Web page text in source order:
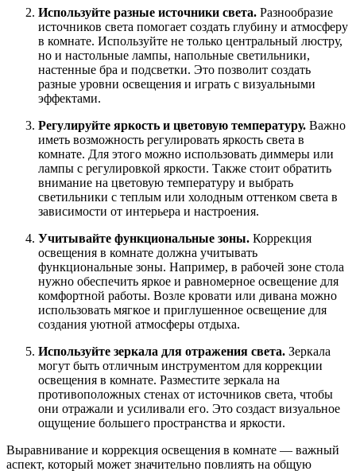
Используйте разные источники света. Разнообразие
источников света помогает создать глубину и атмосферу
в комнате. Используйте не только центральный люстру,
но и настольные лампы, напольные светильники,
настенные бра и подсветки. Это позволит создать
разные уровни освещения и играть с визуальными
эффектами.
Регулируйте яркость и цветовую температуру. Важно
иметь возможность регулировать яркость света в
комнате. Для этого можно использовать диммеры или
лампы с регулировкой яркости. Также стоит обратить
внимание на цветовую температуру и выбрать
светильники с теплым или холодным оттенком света в
зависимости от интерьера и настроения.
Учитывайте функциональные зоны. Коррекция
освещения в комнате должна учитывать
функциональные зоны. Например, в рабочей зоне стола
нужно обеспечить яркое и равномерное освещение для
комфортной работы. Возле кровати или дивана можно
использовать мягкое и приглушенное освещение для
создания уютной атмосферы отдыха.
Используйте зеркала для отражения света. Зеркала
могут быть отличным инструментом для коррекции
освещения в комнате. Разместите зеркала на
противоположных стенах от источников света, чтобы
они отражали и усиливали его. Это создаст визуальное
ощущение большего пространства и яркости.
Выравнивание и коррекция освещения в комнате — важный
аспект, который может значительно повлиять на общую